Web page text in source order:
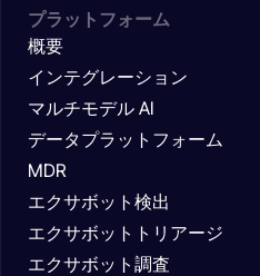
プラットフォーム
概要
インテグレーション
マルチモデル AI
データプラットフォーム
MDR
エクサボット検出
エクサボットトリアージ
エクサボット調査